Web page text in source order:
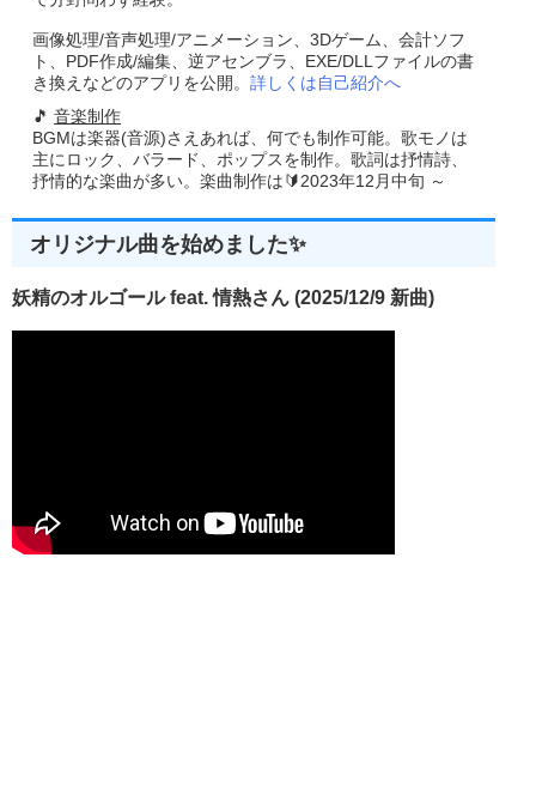
画像処理/音声処理/アニメーション、3Dゲーム、会計ソフ
ト、PDF作成/編集、逆アセンブラ、EXE/DLLファイルの書
き換えなどのアプリを公開。 詳しくは自己紹介へ
🎵 音楽制作
BGMは楽器(音源)さえあれば、何でも制作可能。歌モノは
主にロック、バラード、ポップスを制作。歌詞は抒情詩、
抒情的な楽曲が多い。楽曲制作は🔰2023年12月中旬 ～
オリジナル曲を始めました✨
妖精のオルゴール feat. 情熱さん (2025/12/9 新曲)